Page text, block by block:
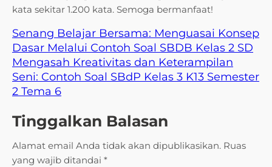
kata sekitar 1.200 kata. Semoga bermanfaat!
Senang Belajar Bersama: Menguasai Konsep
Dasar Melalui Contoh Soal SBDB Kelas 2 SD
Mengasah Kreativitas dan Keterampilan
Seni: Contoh Soal SBdP Kelas 3 K13 Semester
2 Tema 6
Tinggalkan Balasan
Alamat email Anda tidak akan dipublikasikan. Ruas
yang wajib ditandai *